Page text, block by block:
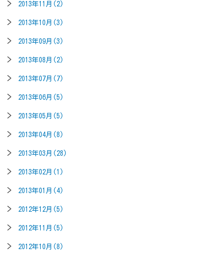
2013年11月(2)
2013年10月(3)
2013年09月(3)
2013年08月(2)
2013年07月(7)
2013年06月(5)
2013年05月(5)
2013年04月(8)
2013年03月(28)
2013年02月(1)
2013年01月(4)
2012年12月(5)
2012年11月(5)
2012年10月(8)